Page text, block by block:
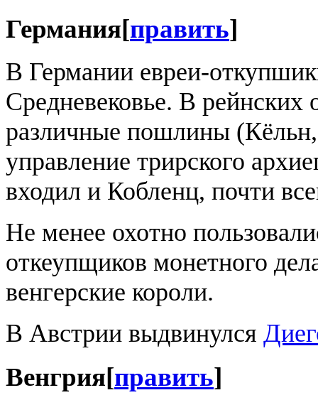
Германия[править]
В Германии евреи-
Средневековье. В рейнских
различные пошлины
управление трирского
входил и Кобленц, почти
Не менее охотно
откеупщиков монетного
венгерские короли.
В Австрии выдвинулся
Венгрия[править]